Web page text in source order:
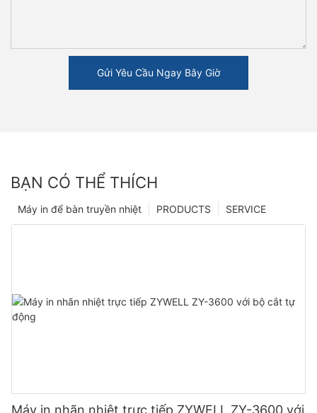
Gửi Yêu Cầu Ngay Bây Giờ
BẠN CÓ THỂ THÍCH
SERVICE
PRODUCTS
Máy in để bàn truyền nhiệt
Máy in nhãn nhiệt trực tiếp ZYWELL ZY-3600 với